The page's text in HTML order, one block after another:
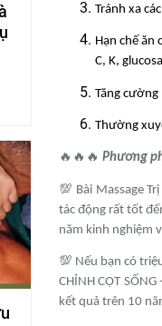
Tránh xa
Hạn chế
C, K,
Tăng
Thường
🔥🔥🔥 Phương
💯 Bài Massage
tác động rất tốt
năm kinh nghiệm
💯 Nếu bạn có
CHỈNH CỘT
kết quả trên 10